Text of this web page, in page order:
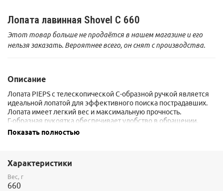
Лопата лавинная Shovel C 660
Этот товар больше не продаётся в нашем магазине и его
нельзя заказать. Вероятнее всего, он снят с производства.
Описание
Лопата PIEPS с телескопической C-образной ручкой является
идеальной лопатой для эффективного поиска пострадавших.
Лопата имеет легкий вес и максимальную прочность.
Г-образная рукоятка обеспечивает удобство в обращении,
даже в толстых перчатках.
кнопок.
Показать полностью
Характеристики
Вес, г
660